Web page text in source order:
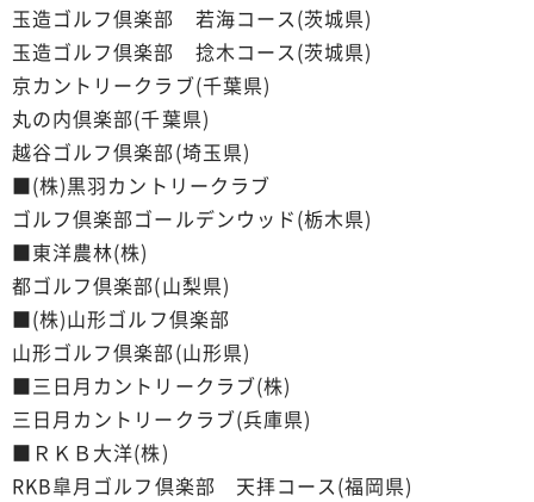
玉造ゴルフ倶楽部 若海コース(茨城県)
玉造ゴルフ倶楽部 捻木コース(茨城県)
京カントリークラブ(千葉県)
丸の内倶楽部(千葉県)
越谷ゴルフ倶楽部(埼玉県)
■(株)黒羽カントリークラブ
ゴルフ倶楽部ゴールデンウッド(栃木県)
■東洋農林(株)
都ゴルフ倶楽部(山梨県)
■(株)山形ゴルフ倶楽部
山形ゴルフ倶楽部(山形県)
■三日月カントリークラブ(株)
三日月カントリークラブ(兵庫県)
■ＲＫＢ大洋(株)
RKB皐月ゴルフ倶楽部 天拝コース(福岡県)